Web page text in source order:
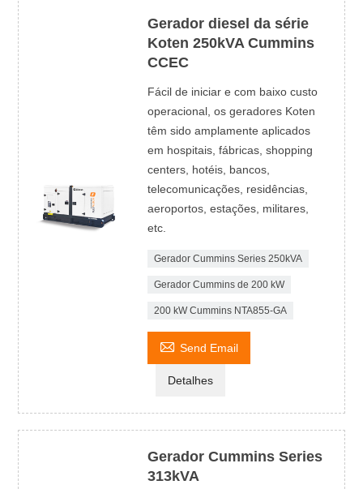
Gerador diesel da série
Koten 250kVA Cummins
CCEC
Fácil de iniciar e com baixo custo
operacional, os geradores Koten
têm sido amplamente aplicados
em hospitais, fábricas, shopping
centers, hotéis, bancos,
telecomunicações, residências,
aeroportos, estações, militares,
etc.
Gerador Cummins Series 250kVA
Gerador Cummins de 200 kW
200 kW Cummins NTA855-GA
 Send Email
Detalhes
Gerador Cummins Series
313kVA